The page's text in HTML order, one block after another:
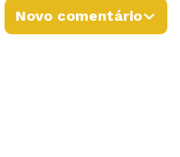
Novo comentário